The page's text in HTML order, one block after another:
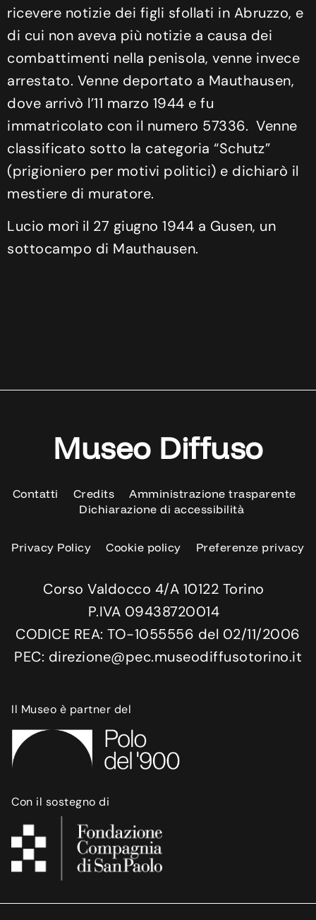
ricevere notizie dei figli sfollati in Abruzzo, e
di cui non aveva più notizie a causa dei
combattimenti nella penisola, venne invece
arrestato. Venne deportato a Mauthausen,
dove arrivò l’11 marzo 1944 e fu
immatricolato con il numero 57336. Venne
classificato sotto la categoria “Schutz”
(prigioniero per motivi politici) e dichiarò il
mestiere di muratore.
Lucio morì il 27 giugno 1944 a Gusen, un
sottocampo di Mauthausen.
Museo Diffuso
Contatti Credits
Amministrazione trasparente
Dichiarazione di accessibilità
Privacy Policy Cookie policy Preferenze privacy
Corso Valdocco 4/A 10122 Torino
P.IVA 09438720014
CODICE REA: TO-1055556 del 02/11/2006
PEC: direzione@pec.museodiffusotorino.it
Il Museo è partner del
Con il sostegno di